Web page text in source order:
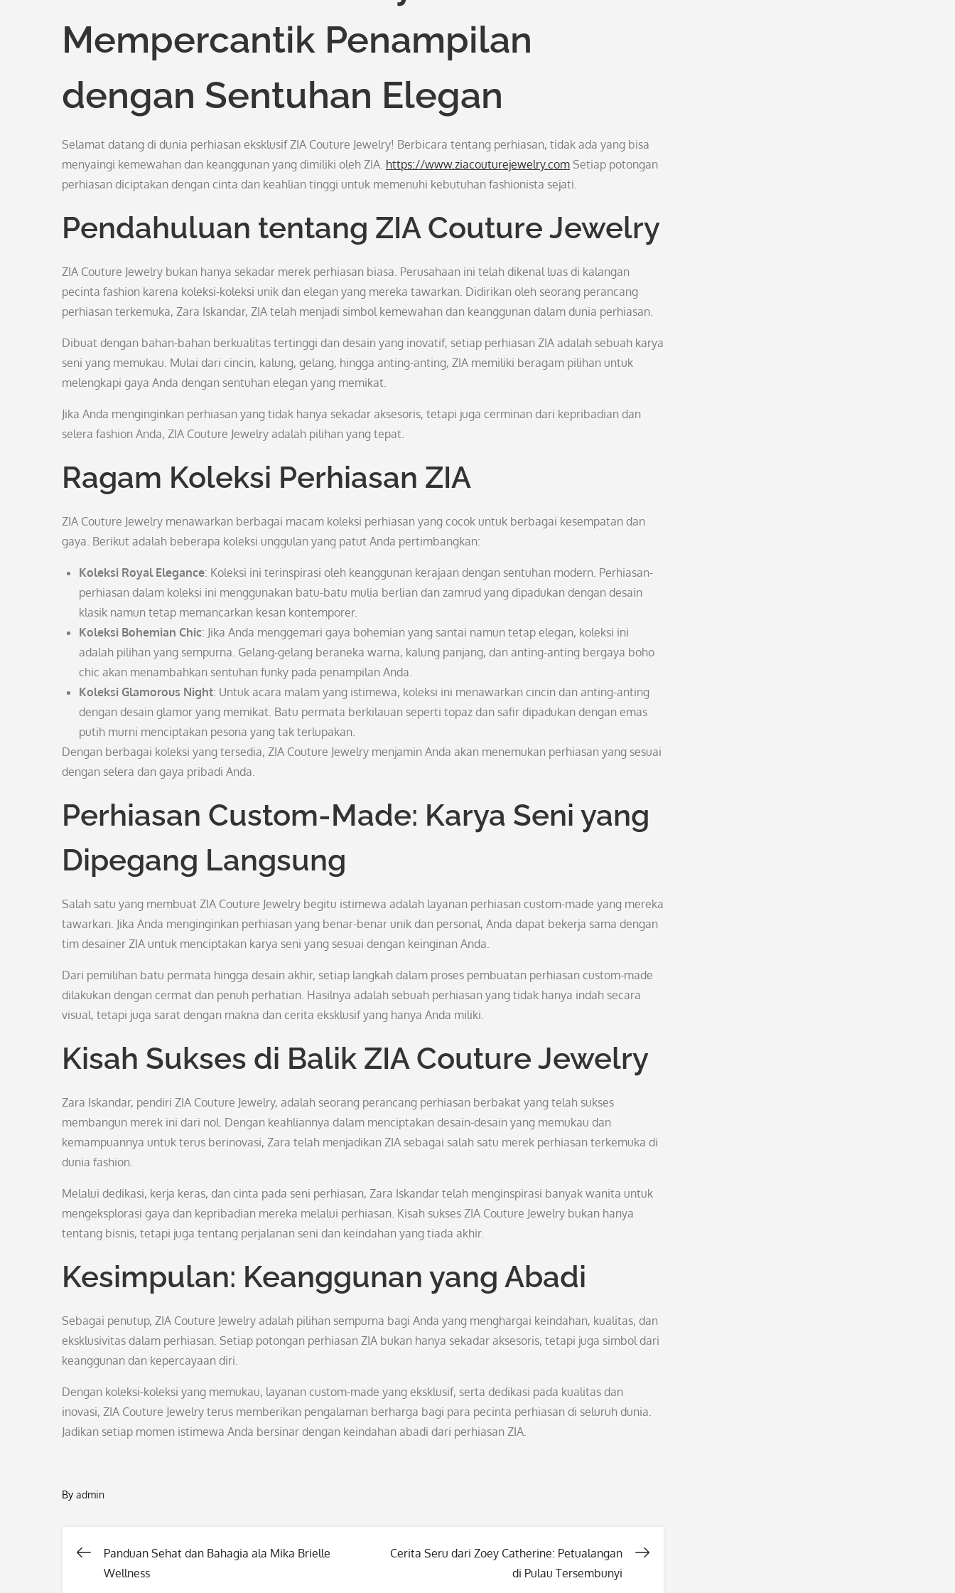
Mempercantik Penampilan
dengan Sentuhan Elegan
Selamat datang di dunia perhiasan eksklusif ZIA Couture Jewelry! Berbicara tentang perhiasan, tidak ada yang bisa
menyaingi kemewahan dan keanggunan yang dimiliki oleh ZIA. https://www.ziacouturejewelry.com Setiap potongan
perhiasan diciptakan dengan cinta dan keahlian tinggi untuk memenuhi kebutuhan fashionista sejati.
Pendahuluan tentang ZIA Couture Jewelry
ZIA Couture Jewelry bukan hanya sekadar merek perhiasan biasa. Perusahaan ini telah dikenal luas di kalangan
pecinta fashion karena koleksi-koleksi unik dan elegan yang mereka tawarkan. Didirikan oleh seorang perancang
perhiasan terkemuka, Zara Iskandar, ZIA telah menjadi simbol kemewahan dan keanggunan dalam dunia perhiasan.
Dibuat dengan bahan-bahan berkualitas tertinggi dan desain yang inovatif, setiap perhiasan ZIA adalah sebuah karya
seni yang memukau. Mulai dari cincin, kalung, gelang, hingga anting-anting, ZIA memiliki beragam pilihan untuk
melengkapi gaya Anda dengan sentuhan elegan yang memikat.
Jika Anda menginginkan perhiasan yang tidak hanya sekadar aksesoris, tetapi juga cerminan dari kepribadian dan
selera fashion Anda, ZIA Couture Jewelry adalah pilihan yang tepat.
Ragam Koleksi Perhiasan ZIA
ZIA Couture Jewelry menawarkan berbagai macam koleksi perhiasan yang cocok untuk berbagai kesempatan dan
gaya. Berikut adalah beberapa koleksi unggulan yang patut Anda pertimbangkan:
Koleksi Royal Elegance: Koleksi ini terinspirasi oleh keanggunan kerajaan dengan sentuhan modern. Perhiasan-
perhiasan dalam koleksi ini menggunakan batu-batu mulia berlian dan zamrud yang dipadukan dengan desain
klasik namun tetap memancarkan kesan kontemporer.
Koleksi Bohemian Chic: Jika Anda menggemari gaya bohemian yang santai namun tetap elegan, koleksi ini
adalah pilihan yang sempurna. Gelang-gelang beraneka warna, kalung panjang, dan anting-anting bergaya boho
chic akan menambahkan sentuhan funky pada penampilan Anda.
Koleksi Glamorous Night: Untuk acara malam yang istimewa, koleksi ini menawarkan cincin dan anting-anting
dengan desain glamor yang memikat. Batu permata berkilauan seperti topaz dan safir dipadukan dengan emas
putih murni menciptakan pesona yang tak terlupakan.
Dengan berbagai koleksi yang tersedia, ZIA Couture Jewelry menjamin Anda akan menemukan perhiasan yang sesuai
dengan selera dan gaya pribadi Anda.
Perhiasan Custom-Made: Karya Seni yang
Dipegang Langsung
Salah satu yang membuat ZIA Couture Jewelry begitu istimewa adalah layanan perhiasan custom-made yang mereka
tawarkan. Jika Anda menginginkan perhiasan yang benar-benar unik dan personal, Anda dapat bekerja sama dengan
tim desainer ZIA untuk menciptakan karya seni yang sesuai dengan keinginan Anda.
Dari pemilihan batu permata hingga desain akhir, setiap langkah dalam proses pembuatan perhiasan custom-made
dilakukan dengan cermat dan penuh perhatian. Hasilnya adalah sebuah perhiasan yang tidak hanya indah secara
visual, tetapi juga sarat dengan makna dan cerita eksklusif yang hanya Anda miliki.
Kisah Sukses di Balik ZIA Couture Jewelry
Zara Iskandar, pendiri ZIA Couture Jewelry, adalah seorang perancang perhiasan berbakat yang telah sukses
membangun merek ini dari nol. Dengan keahliannya dalam menciptakan desain-desain yang memukau dan
kemampuannya untuk terus berinovasi, Zara telah menjadikan ZIA sebagai salah satu merek perhiasan terkemuka di
dunia fashion.
Melalui dedikasi, kerja keras, dan cinta pada seni perhiasan, Zara Iskandar telah menginspirasi banyak wanita untuk
mengeksplorasi gaya dan kepribadian mereka melalui perhiasan. Kisah sukses ZIA Couture Jewelry bukan hanya
tentang bisnis, tetapi juga tentang perjalanan seni dan keindahan yang tiada akhir.
Kesimpulan: Keanggunan yang Abadi
Sebagai penutup, ZIA Couture Jewelry adalah pilihan sempurna bagi Anda yang menghargai keindahan, kualitas, dan
eksklusivitas dalam perhiasan. Setiap potongan perhiasan ZIA bukan hanya sekadar aksesoris, tetapi juga simbol dari
keanggunan dan kepercayaan diri.
Dengan koleksi-koleksi yang memukau, layanan custom-made yang eksklusif, serta dedikasi pada kualitas dan
inovasi, ZIA Couture Jewelry terus memberikan pengalaman berharga bagi para pecinta perhiasan di seluruh dunia.
Jadikan setiap momen istimewa Anda bersinar dengan keindahan abadi dari perhiasan ZIA.
By admin
Post
Panduan Sehat dan Bahagia ala Mika Brielle
Wellness
Cerita Seru dari Zoey Catherine: Petualangan
di Pulau Tersembunyi